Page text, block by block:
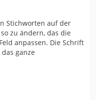
Stichworten auf der
zu ändern, das die
anpassen. Die Schrift
ganze